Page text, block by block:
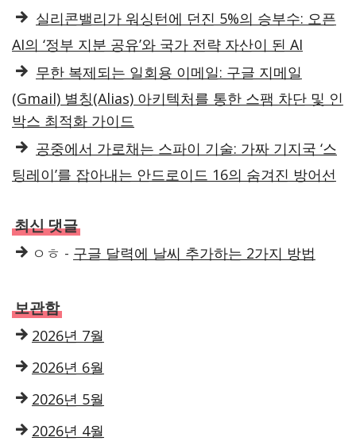
실리콘밸리가 워싱턴에 던진 5%의 승부수: 오픈
AI의 ‘정부 지분 공유’와 국가 전략 자산이 된 AI
무한 복제되는 일회용 이메일: 구글 지메일
(Gmail) 별칭(Alias) 아키텍처를 통한 스팸 차단 및 인
박스 최적화 가이드
공중에서 가로채는 스파이 기술: 가짜 기지국 ‘스
팅레이’를 잡아내는 안드로이드 16의 숨겨진 방어선
최신 댓글
ㅇㅎ - 구글 달력에 날씨 추가하는 2가지 방법
보관함
2026년 7월
2026년 6월
2026년 5월
2026년 4월